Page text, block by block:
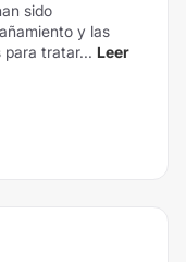
sido
y las
para tratar... Leer